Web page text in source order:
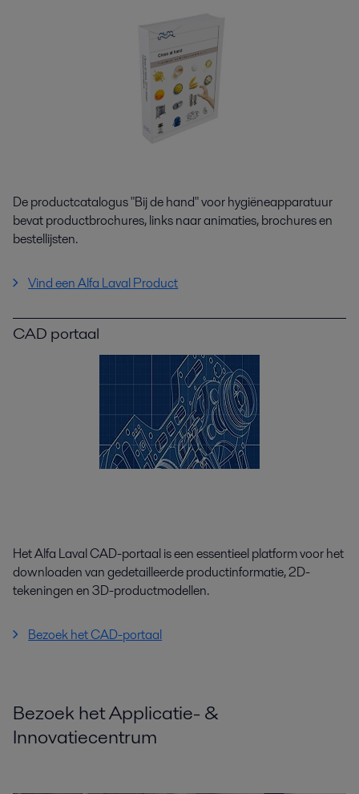
De productcatalogus "Bij de hand" voor hygiëneapparatuur
bevat productbrochures, links naar animaties, brochures en
bestellijsten.
Vind een Alfa Laval Product
CAD portaal
Het Alfa Laval CAD-portaal is een essentieel platform voor het
downloaden van gedetailleerde productinformatie, 2D-
tekeningen en 3D-productmodellen.
Bezoek het CAD-portaal
Bezoek het Applicatie- &
Innovatiecentrum